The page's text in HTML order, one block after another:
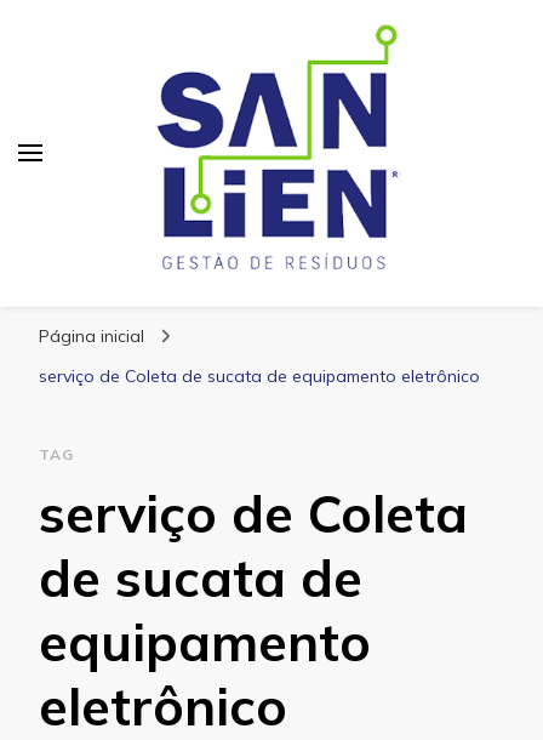
Página inicial
serviço de Coleta de sucata de equipamento eletrônico
TAG
serviço de Coleta
de sucata de
equipamento
eletrônico